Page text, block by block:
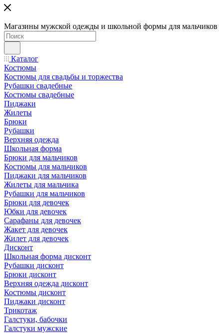
Магазины мужской одежды и школьной формы для мальчиков
Каталог
Костюмы
Костюмы для свадьбы и торжества
Рубашки свадебные
Костюмы свадебные
Пиджаки
Жилеты
Брюки
Рубашки
Верхняя одежда
Школьная форма
Брюки для мальчиков
Костюмы для мальчиков
Пиджаки для мальчиков
Жилеты для мальчика
Рубашки для мальчиков
Брюки для девочек
Юбки для девочек
Сарафаны для девочек
Жакет для девочек
Жилет для девочек
Дисконт
Школьная форма дисконт
Рубашки дисконт
Брюки дисконт
Верхняя одежда дисконт
Костюмы дисконт
Пиджаки дисконт
Трикотаж
Галстуки, бабочки
Галстуки мужские